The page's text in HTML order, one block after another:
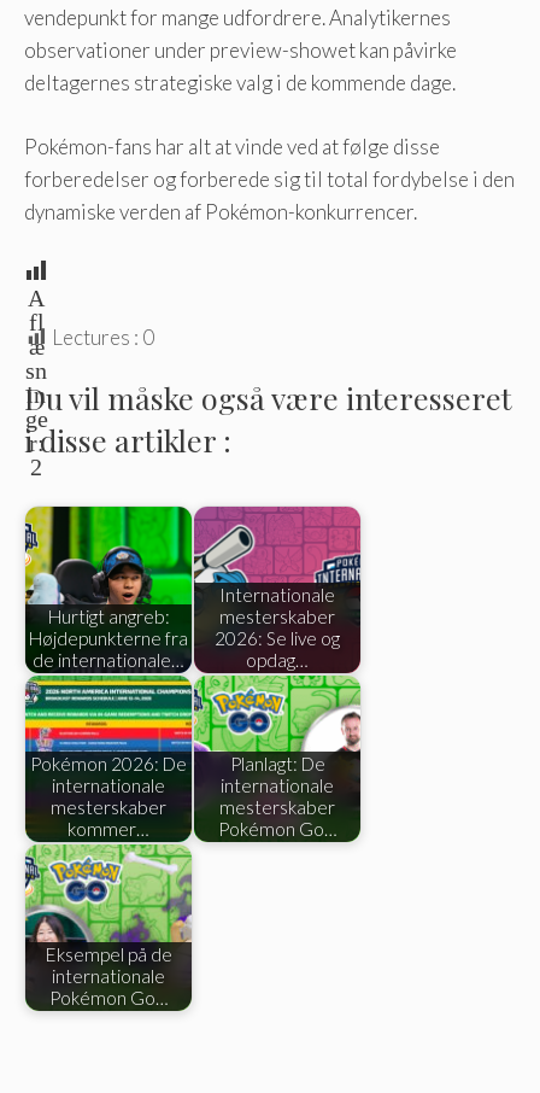
vendepunkt for mange udfordrere. Analytikernes
observationer under preview-showet kan påvirke
deltagernes strategiske valg i de kommende dage.
Pokémon-fans har alt at vinde ved at følge disse
forberedelser og forberede sig til total fordybelse i den
dynamiske verden af ​​Pokémon-konkurrencer.
A
fl
æ
sn
in
ge
r:
2
Lectures : 0
Du vil måske også være interesseret
i disse artikler :
Hurtigt angreb:
Højdepunkterne fra
de internationale…
Internationale
mesterskaber
2026: Se live og
opdag…
Pokémon 2026: De
internationale
mesterskaber
kommer…
Planlagt: De
internationale
mesterskaber
Pokémon Go…
Eksempel på de
internationale
Pokémon Go…